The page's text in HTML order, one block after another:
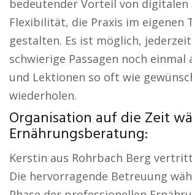
bedeutender Vorteil von digitalen
Flexibilität, die Praxis im eigenen
gestalten. Es ist möglich,
schwierige Passagen noch einmal
und Lektionen so oft wie
wiederholen.
Organisation auf die Zeit
Ernährungsberatung:
Kerstin aus Rohrbach Berg
Die hervorragende Betreuung